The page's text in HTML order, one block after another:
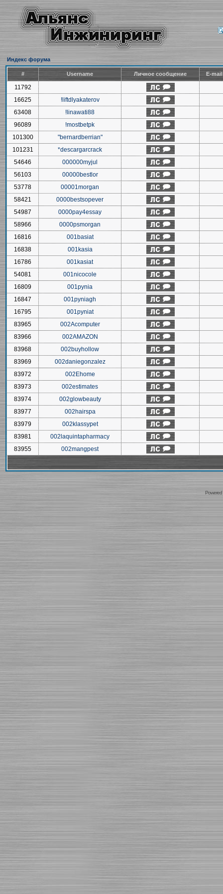
Индекс форума
# Username Личное сообщение E-
11792
16625
!liftdlyakaterov
63408
!linawati88
96089
!mostbetpk
101300
"bernardberrian"
101231
*descargarcrack
54646
000000myjul
56103
00000bestlor
53778
00001morgan
58421
0000bestsopever
54987
0000pay4essay
58966
0000psmorgan
16816
001basiat
16838
001kasia
16786
001kasiat
54081
001nicocole
16809
001pynia
16847
001pyniagh
16795
001pyniat
83965
002Acomputer
83966
002AMAZON
83968
002buyhollow
83969
002daniegonzalez
83972
002Ehome
83973
002estimates
83974
002glowbeauty
83977
002hairspa
83979
002klassypet
83981
002laquintapharmacy
83955
002mangpest